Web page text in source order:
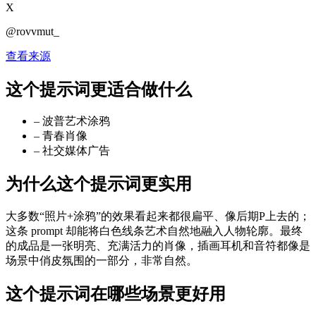
X
@rovvmut_
查看来源
这个提示词更适合做什么
– 波普艺术涂鸦
– 青春肖像
– 社交媒体广告
为什么这个提示词更实用
大多数“照片+涂鸦”的效果看起来都很扁平、像后期P上去的；
这条 prompt 却能将白色线条艺术自然地融入人物轮廓。最终
的成品是一张明亮、充满活力的肖像，插画耳机和音符都像是
场景中俏皮氛围的一部分，非常自然。
这个提示词在哪些场景更好用